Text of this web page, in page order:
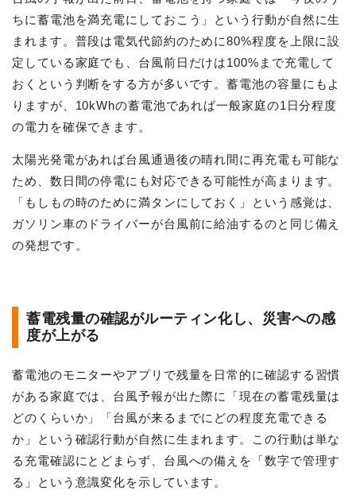
ちに蓄電池を満充電にしておこう」という行動が自然に生
まれます。普段は電気代節約のために80%程度を上限に設
定している家庭でも、台風前日だけは100%まで充電して
おくという判断をする方が多いです。蓄電池の容量にもよ
りますが、10kWhの蓄電池であれば一般家庭の1日分程度
の電力を確保できます。
太陽光発電があれば台風通過後の晴れ間に再充電も可能な
ため、数日間の停電にも対応できる可能性が高まります。
「もしもの時のために満タンにしておく」という感覚は、
ガソリン車のドライバーが台風前に給油するのと同じ備え
の発想です。
蓄電残量の確認がルーティン化し、災害への感
度が上がる
蓄電池のモニターやアプリで残量を日常的に確認する習慣
がある家庭では、台風予報が出た際に「現在の蓄電残量は
どのくらいか」「台風が来るまでにどの程度充電できる
か」という確認行動が自然に生まれます。この行動は単な
る充電確認にとどまらず、台風への備えを「数字で管理す
る」という意識変化を示しています。